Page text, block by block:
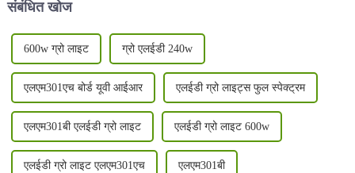
संबंधित खोज
600w ग्रो लाइट ग्रो एलईडी 240w
एलएम301एच बोर्ड यूवी आईआर एलईडी ग्रो लाइट्स फुल स्पेक्ट्रम
एलएम301बी एलईडी ग्रो लाइट एलईडी ग्रो लाइट 600w
एलईडी ग्रो लाइट एलएम301एच एलएम301बी